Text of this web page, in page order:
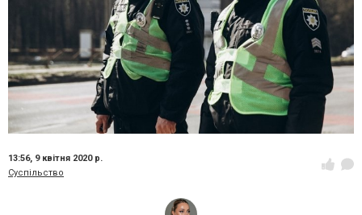
13:56, 9 квітня 2020 р.
Суспільство